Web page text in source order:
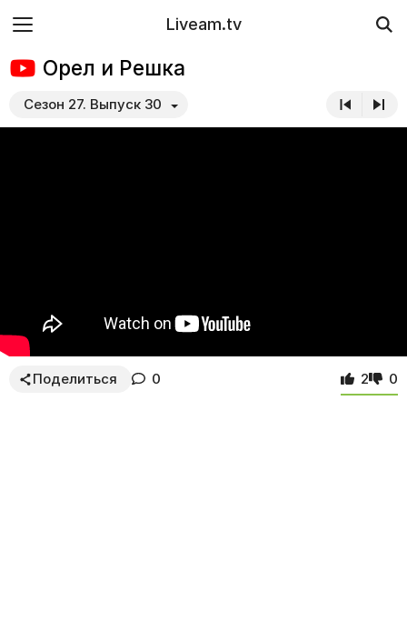
Liveam.tv
Орел и Решка
Сезон 27. Выпуск 30
Поделиться 0 2 0